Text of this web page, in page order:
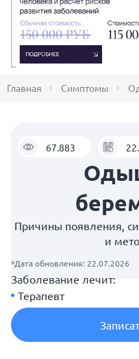
Главная Симптомы
67.883
Причины появления,
и
*Дата обновления: 22.07.2026
Заболевание лечит:
Терапевт